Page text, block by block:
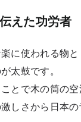
えた功労者
に使われる物
太鼓です。
とで木の筒の
しさから日本